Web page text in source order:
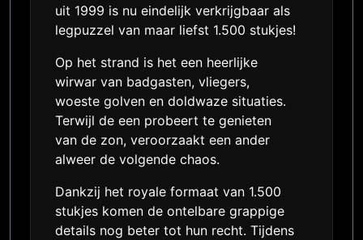
uit 1999 is nu eindelijk verkrijgbaar als
legpuzzel van maar liefst 1.500 stukjes!
Op het strand is het een heerlijke
wirwar van badgasten, vliegers,
woeste golven en doldwaze situaties.
Terwijl de een probeert te genieten
van de zon, veroorzaakt een ander
alweer de volgende chaos.
Dankzij het royale formaat van 1.500
stukjes komen de ontelbare grappige
details nog beter tot hun recht. Tijdens